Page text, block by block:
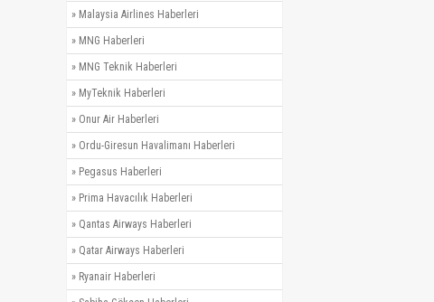
» Malaysia Airlines Haberleri
» MNG Haberleri
» MNG Teknik Haberleri
» MyTeknik Haberleri
» Onur Air Haberleri
» Ordu-Giresun Havalimanı Haberleri
» Pegasus Haberleri
» Prima Havacılık Haberleri
» Qantas Airways Haberleri
» Qatar Airways Haberleri
» Ryanair Haberleri